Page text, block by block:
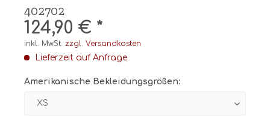
402702
124,90 € *
inkl. MwSt. zzgl. Versandkosten
Lieferzeit auf Anfrage
Amerikanische Bekleidungsgrößen: